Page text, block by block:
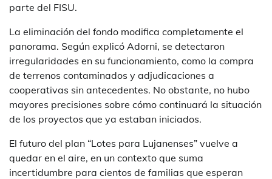
parte del FISU.
La eliminación del fondo modifica completamente el
panorama. Según explicó Adorni, se detectaron
irregularidades en su funcionamiento, como la compra
de terrenos contaminados y adjudicaciones a
cooperativas sin antecedentes. No obstante, no hubo
mayores precisiones sobre cómo continuará la situación
de los proyectos que ya estaban iniciados.
El futuro del plan “Lotes para Lujanenses” vuelve a
quedar en el aire, en un contexto que suma
incertidumbre para cientos de familias que esperan